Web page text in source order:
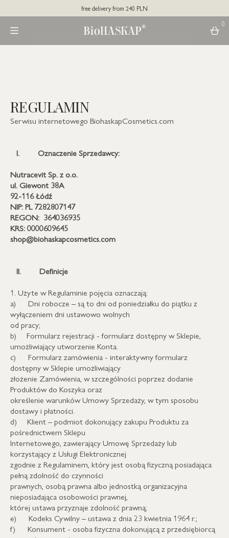
free delivery from 240 PLN
0
REGULAMIN
Serwisu internetowego BiohaskapCosmetics.com
I.
Oznaczenie Sprzedawcy:
Nutracevit Sp. z o.o.
ul. Giewont 38A
92-116 Łódź
NIP: PL 7282807147
REGON: 364036935
KRS: 0000609645
shop@biohaskapcosmetics.com
II.
Definicje
1. Użyte w Regulaminie pojęcia oznaczają:
a) Dni robocze – są to dni od poniedziałku do piątku z
wyłączeniem dni ustawowo wolnych
od pracy;
b) Formularz rejestracji - formularz dostępny w Sklepie,
umożliwiający utworzenie Konta.
c) Formularz zamówienia - interaktywny formularz
dostępny w Sklepie umożliwiający
złożenie Zamówienia, w szczególności poprzez dodanie
Produktów do Koszyka oraz
określenie warunków Umowy Sprzedaży, w tym sposobu
dostawy i płatności.
d) Klient – podmiot dokonujący zakupu Produktu za
pośrednictwem Sklepu
Internetowego, zawierający Umowę Sprzedaży lub
korzystający z Usługi Elektronicznej
zgodnie z Regulaminem, który jest osobą fizyczną posiadająca
pełną zdolność do czynności
prawnych, osobą prawna albo jednostką organizacyjna
nieposiadająca osobowości prawnej,
której ustawa przyznaje zdolność prawną;
e) Kodeks Cywilny – ustawa z dnia 23 kwietnia 1964 r.;
f) Konsument - osoba fizyczna dokonującą z przedsiębiorcą